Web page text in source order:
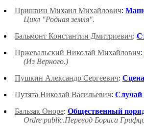
Пришвин Михаил Михайлович:
Цикл "Родная земля".
Бальмонт Константин Дмитриевич:
Пржевальский Николай Михайлович:
(Из Верного.)
Пушкин Александр Сергеевич:
Путята Николай Васильевич: Случай
Бальзак Оноре: Общественный
Ordre public.Перевод Бориса